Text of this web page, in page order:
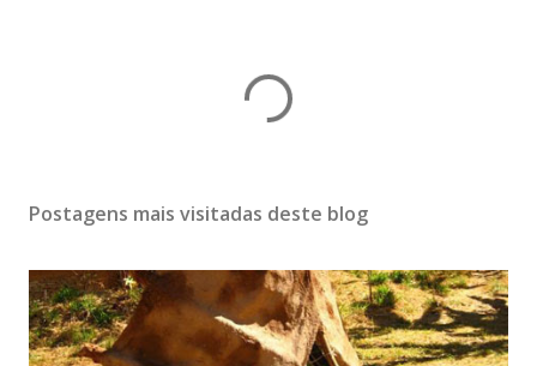
Postagens mais visitadas deste blog